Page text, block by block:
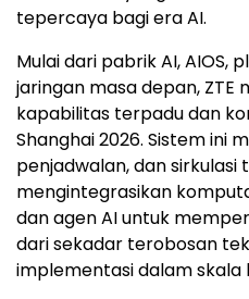
tepercaya bagi era AI.
Mulai dari pabrik AI, AIOS,
jaringan masa depan, ZTE
kapabilitas terpadu dan
Shanghai 2026. Sistem ini
penjadwalan, dan sirkulasi
mengintegrasikan
dan agen AI untuk
dari sekadar terobosan
implementasi dalam skala